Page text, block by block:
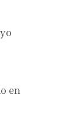
en